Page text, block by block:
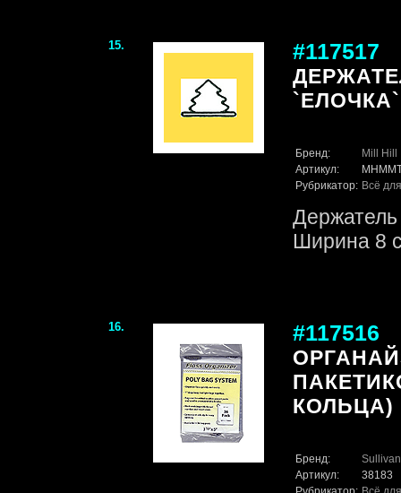
15. #117517
`ЕЛОЧКА`
Бренд:
Mill Hill
Артикул:
Рубрикатор: Всё
Держатель
Ширина 8
16. #117516
КОЛЬЦА)
Бренд:
Артикул:
38183